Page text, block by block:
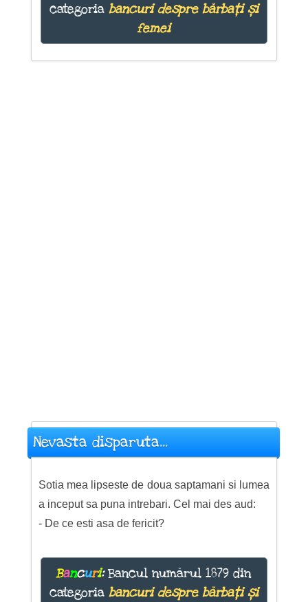
categoria bancuri despre bărbați și
femei
Nevasta disparuta...
Sotia mea lipseste de doua saptamani si lumea
a inceput sa puna intrebari. Cel mai des aud:
- De ce esti asa de fericit?
Bancuri:Bancul numărul 1879 din
categoria bancuri despre bărbați și